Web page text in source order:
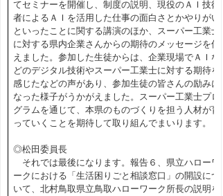
てセミナーを開催し、制度の説明、現役のＡＩ技術
者によるＡＩを活用した仕事の面白さとかやりがい
といったことに関する講演のほか、スーパー工業士
に対する県内企業さんからの期待のメッセージを伝
えました。参加した生徒からは、企業現場でＡＩな
どのデジタル技術やスーパー工業士に対する期待を
感じたなどの声があり、参加生徒の皆さんの励みに
なった様子がうかがえました。スーパー工業士プロ
グラムを通じて、本県のものづくりを担う人材が育
っていくことを期待して取り組んでまいります。
◎松田委員長
それでは最後になります。報告６、県立ハローワ
ークにおける「生活困りごと相談窓口」の開設につ
いて、北村鳥取県立鳥取ハローワーク所長の説明を